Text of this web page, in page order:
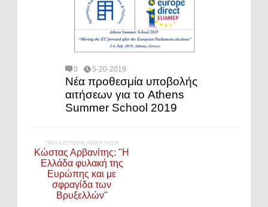
0 5-20-2019
Νέα προθεσμία υποβολής
αιτήσεων για το Athens
Summer School 2019
ΠΑΛΑΙΌΤΕΡΗ ΑΝΆΡΤΗΣΗ
Κώστας Αρβανίτης: "Η
Ελλάδα φυλακή της
Ευρώπης και με
σφραγίδα των
Βρυξελλών"